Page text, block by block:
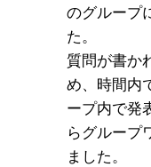
のグループ
た。
質問が書か
め、時間内
ープ内で発
らグループ
ました。